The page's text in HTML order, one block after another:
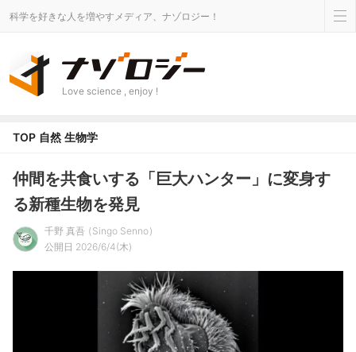
科学を好きな人を増やすメディア、ナゾロジー！
Love science , enjoy !
TOP 自然 生物学
仲間を共食いする「巨大ハンター」に変身す
る新種生物を発見
千野 真吾
Singo Senno
公開日 2026/6/4(木)